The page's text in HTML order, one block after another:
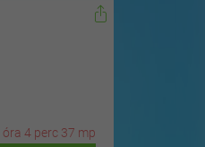
óra 4 perc 35 mp